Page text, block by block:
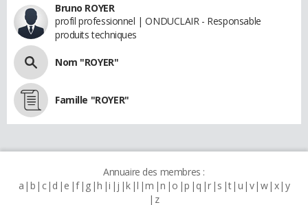
Bruno ROYER
profil professionnel | ONDUCLAIR - Responsable
produits techniques
Nom "ROYER"
Famille "ROYER"
Annuaire des membres :
a b c d e f g h i j k l m n o p q r s t u v w x y
z